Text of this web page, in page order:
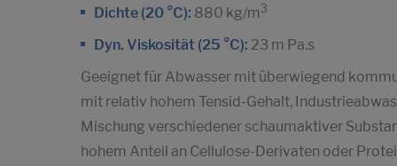
Dichte (20 °C): 880 kg/m 3
Dyn. Viskosität (25 °C): 23 m Pa.s
Geeignet für Abwasser mit überwiegend
mit relativ hohem Tensid-Gehalt,
Mischung verschiedener schaumaktiver
hohem Anteil an Cellulose-Derivaten oder